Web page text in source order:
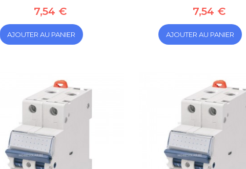
7,54 €
AJOUTER AU PANIER
7,54 €
AJOUTER AU PANIER